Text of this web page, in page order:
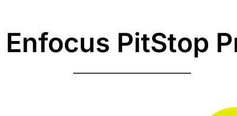
Enfocus PitStop